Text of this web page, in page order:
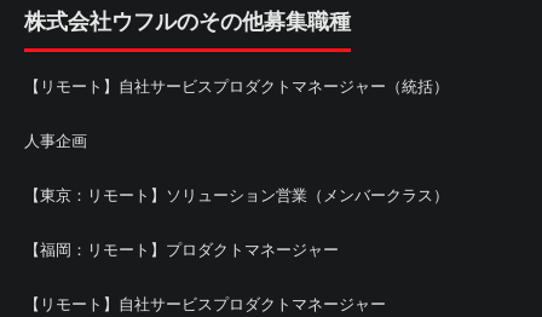
株式会社ウフルのその他募集職種
【リモート】自社サービスプロダクトマネージャー（統括）
人事企画
【東京：リモート】ソリューション営業（メンバークラス）
【福岡：リモート】プロダクトマネージャー
【リモート】自社サービスプロダクトマネージャー